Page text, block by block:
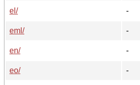
el/
-
eml/
-
en/
-
eo/
-